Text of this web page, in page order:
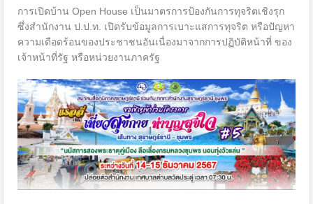
การเปิดบ้าน Open House เป็นมาตรการป้องกันการทุจริตเชิงรุก
ซึ่งสำนักงาน ป.ป.ท. เปิดรับข้อมูลการเบาะแสการทุจริต หรือปัญหา
ความเดือดร้อนของประชาชนอันเนื่องมาจากการปฏิบัติหน้าที่ ของ
เจ้าหน้าที่รัฐ หรือหน่วยงานภาครัฐ